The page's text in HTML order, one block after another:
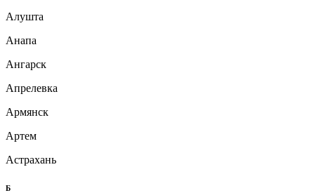
Алушта
Анапа
Ангарск
Апрелевка
Армянск
Артем
Астрахань
Б